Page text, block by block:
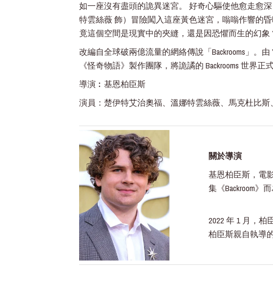
如一座沒有盡頭的詭異迷宮。 好奇心驅使他愈走愈
特雲絲薇 飾）冒險闖入這座黃色迷宮，嗡嗡作響的
竟這個空間是現實中的夾縫，還是因恐懼而生的幻象
改編自全球破兩億流量的網絡傳說「Backrooms」。
《怪奇物語》製作團隊，將詭譎的 Backrooms 世界正
導演︰基恩柏臣斯
演員：楚伊特艾治奧福、溫娜特雲絲薇、馬克杜比
關於導演
基恩柏臣斯，電
集《Backroom》
2022 年 1 月，柏
柏臣斯親自執導